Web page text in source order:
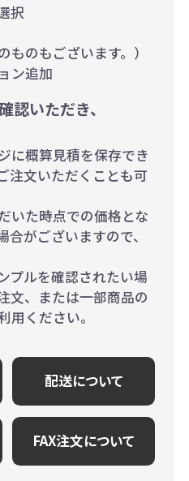
択
ものもございます。）
ン追加
認いただき、
に概算見積を保存でき
注文いただくことも可
いた時点での価格とな
合がございますので、
プルを確認されたい場
文、または一部商品の
用ください。
配送について
FAX注文について